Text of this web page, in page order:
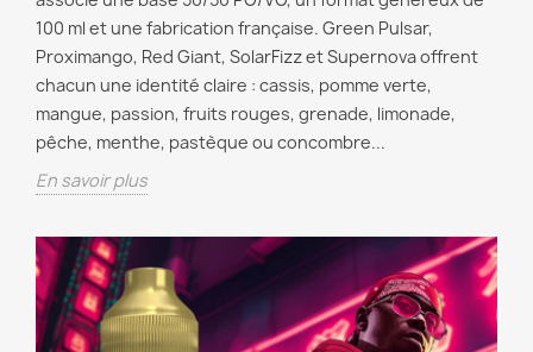
100 ml et une fabrication française. Green Pulsar,
Proximango, Red Giant, SolarFizz et Supernova offrent
chacun une identité claire : cassis, pomme verte,
mangue, passion, fruits rouges, grenade, limonade,
pêche, menthe, pastèque ou concombre...
En savoir plus